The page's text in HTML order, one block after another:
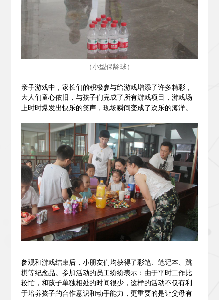
（小型保龄球）
亲子游戏中，家长们的积极参与给游戏增添了许多精彩，
大人们童心依旧，与孩子们完成了所有游戏项目，游戏场
上时时爆发出快乐的笑声，现场瞬间变成了欢乐的海洋。
参观和游戏结束后，小朋友们均获得了彩笔、笔记本、跳
棋等纪念品。参加活动的员工纷纷表示：由于平时工作比
较忙，和孩子单独相处的时间很少，这样的活动不仅有利
于培养孩子的合作意识和动手能力，更重要的是让父母有